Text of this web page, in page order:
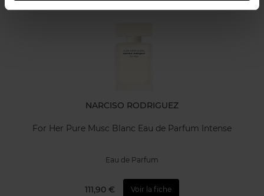
NARCISO RODRIGUEZ
For Her Pure Musc Blanc Eau de Parfum Intense
Eau de Parfum
111,90 € Voir la fiche